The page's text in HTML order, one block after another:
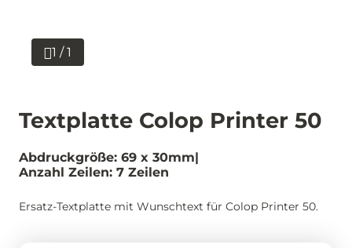
1 / 1
Textplatte Colop Printer 50
Abdruckgröße: 69 x 30mm
Anzahl Zeilen: 7 Zeilen
Ersatz-Textplatte mit Wunschtext für Colop Printer 50.